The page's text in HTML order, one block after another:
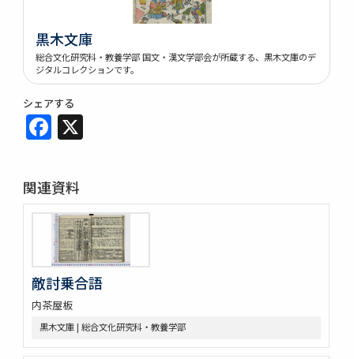
黒木文庫
総合文化研究科・教養学部 国文・漢文学部会が所蔵する、黒木文庫のデ
ジタルコレクションです。
シェアする
Facebook
関連資料
敵討乗合語
内茶屋板
黒木文庫 | 総合文化研究科・教養学部